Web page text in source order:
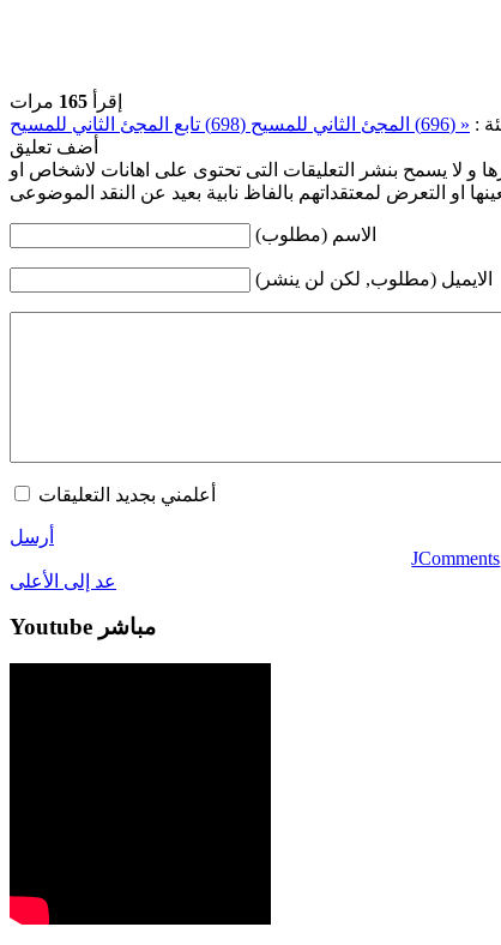
إقرأ 165 مرات
: « (696) المجئ الثاني للمسيح
أضف تعليق
و لا يسمح بنشر التعليقات التى تحتوى على اهانات لاشخاص او
او التعرض لمعتقداتهم بالفاظ نابية بعيد عن النقد الموضوعى
الاسم (مطلوب)
الايميل (مطلوب, لكن لن ينشر)
أعلمني بجديد التعليقات
أرسل
JComments
عد إلى الأعلى
Youtube مباشر